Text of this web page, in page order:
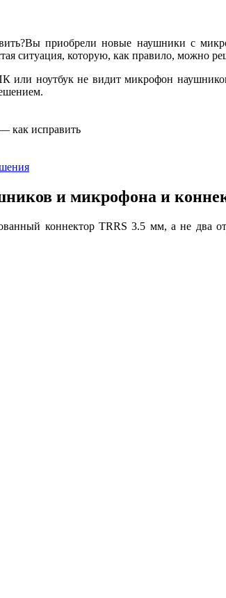
Вы приобрели новые наушники с
ситуация, которую, как правило, можно
или ноутбук не видит микрофон
как исправить
и микрофона и
коннектор TRRS 3.5 мм, а не